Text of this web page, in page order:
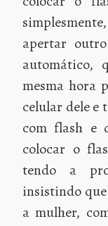
apertar
automático,
mesma hora
celular dele e
com flash e
colocar o
tendo a
insistindo
a mulher,